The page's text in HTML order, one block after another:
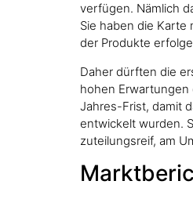
verfügen. Nämlich
Sie haben die
der Produkte
Daher dürften die
hohen Erwartungen
Jahres-Frist, damit
entwickelt wurden.
zuteilungsreif, am